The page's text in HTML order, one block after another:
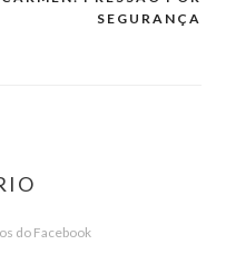
SEGURANÇA
do Facebook